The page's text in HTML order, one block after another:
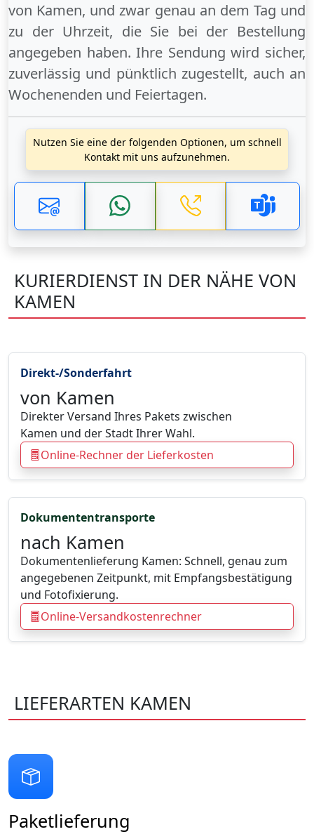
von Kamen, und zwar genau an dem Tag und
zu der Uhrzeit, die Sie bei der Bestellung
angegeben haben. Ihre Sendung wird sicher,
zuverlässig und pünktlich zugestellt, auch an
Wochenenden und Feiertagen.
Nutzen Sie eine der folgenden Optionen, um schnell
Kontakt mit uns aufzunehmen.
KURIERDIENST IN DER NÄHE VON
KAMEN
Direkt-/Sonderfahrt
von Kamen
Direkter Versand Ihres Pakets zwischen
Kamen und der Stadt Ihrer Wahl.
Online-Rechner der Lieferkosten
Dokumententransporte
nach Kamen
Dokumentenlieferung Kamen: Schnell, genau zum
angegebenen Zeitpunkt, mit Empfangsbestätigung
und Fotofixierung.
Online-Versandkostenrechner
LIEFERARTEN KAMEN
Paketlieferung